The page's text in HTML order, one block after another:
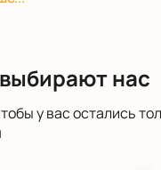
уникальную
атмосферу 1920-х
нас
у вас остались